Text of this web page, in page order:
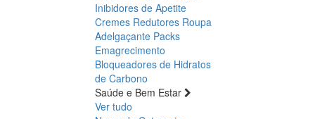
Inibidores de Apetite
Cremes Redutores Roupa
Adelgaçante Packs
Emagrecimento
Bloqueadores de Hidratos
de Carbono
Saúde e Bem Estar
Ver tudo